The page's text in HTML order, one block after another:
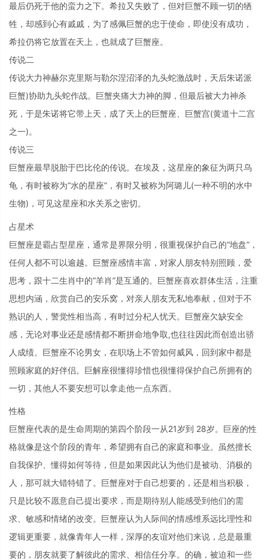
最后仍死于他的蛮力之下。希拉又失败了，但对巨蟹不顾一切的牺
牲，却感到心有戚戚，为了感佩巨蟹的忠于使命，即使没有成功，
希拉仍将它放置在天上，也就成了巨蟹座。
传说二
传说大力神赫尔克里斯与勒尔涅沼泽的九头蛇激战时，天后朱诺派
巨蟹)协助九头蛇作战。巨蟹夹痛大力神的脚，但最后被大力神杀
死，于是朱诺将它带上天，成了天上的巨蟹座、巨蟹宫(黄道十二宫
之一)。
传说三
巨蟹座最早脱胎于巴比伦的传说。在埃及，这星座的象征为两只乌
龟，有时被称为“水的星座”，有时又被称为阿璐儿(一种不明的水中
生物)，可见这星座和水关系之密切。
占星术
巨蟹座是霸占型星座，通常是界限分明，很重视保护自己的“地盘”，
任何人都不可以逾越。巨蟹座感情丰富，对家人朋友特别照顾，爱
思考，跟十二生肖中的“羊肖”是互通的。巨蟹座喜欢群体生活，注重
思想内涵，欣赏自己的安乐窝，对亲人朋友无私地奉献，但对于不
熟识的人，警觉性相当高，有时过分杞人忧天。巨蟹座欠缺安全
感，无论对事业还是感情都不断拼命地争取,也往往因此而创造出骄
人成绩。巨蟹座不论男女，在职场上不管如何威风，回到家中都是
照顾家庭的好伴侣。巨解座很懂得珍惜也很懂得保护自己所拥有的
一切，其他人不要安想可以拿走他一点东西。
性格
巨蟹座代表的是生命周期的第四个阶段一从21岁到 28岁。巨座的性
格就像是这个阶段的青年，希望拥有自己的家庭和事业。虽然擅长
自我保护、懂得如何等待，但是如果因此认为他们是被动、消极的
人，那可就大错特错了。巨蟹座对于自己想要的，还是相当积极，
只是比较不愿意自己提出要求，而是期待别人能感受到他们的需
求、敏感和情绪的改变。巨蟹座认为人际间的情感维系远比理性和
逻辑更重要，就像青年人一样，深厚的友谊对他们来说，总是最重
要的，朋友就要了解彼此的需求、相信任分享。的确，被迫和一些